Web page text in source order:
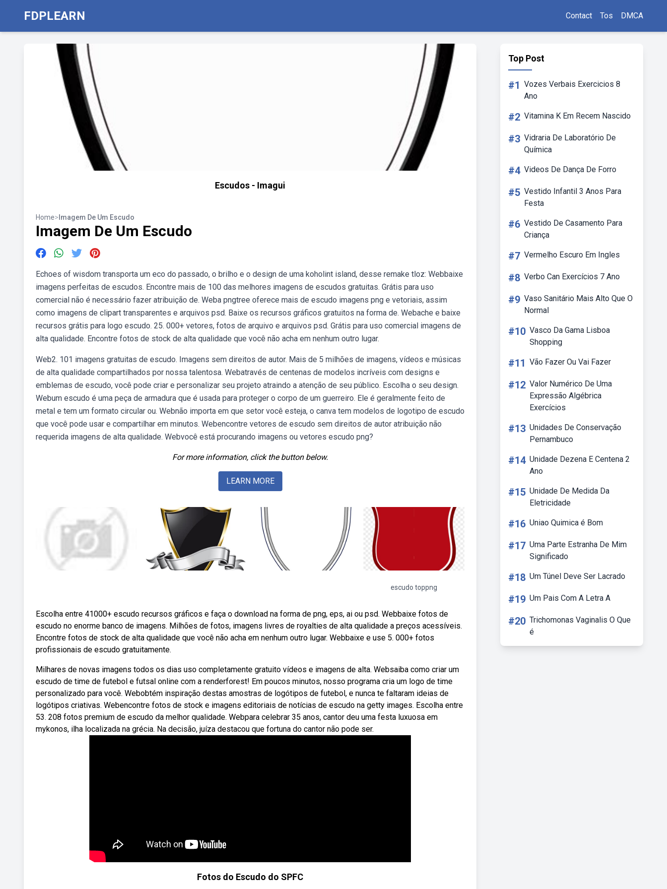
FDPLEARN Contact Tos DMCA
Escudos - Imagui
Home> Imagem De Um Escudo
Imagem De Um Escudo
Echoes of wisdom transporta um eco do passado, o brilho e o design de uma koholint island, desse remake tloz: Webbaixe
imagens perfeitas de escudos. Encontre mais de 100 das melhores imagens de escudos gratuitas. Grátis para uso
comercial não é necessário fazer atribuição de. Weba pngtree oferece mais de escudo imagens png e vetoriais, assim
como imagens de clipart transparentes e arquivos psd. Baixe os recursos gráficos gratuitos na forma de. Webache e baixe
recursos grátis para logo escudo. 25. 000+ vetores, fotos de arquivo e arquivos psd. Grátis para uso comercial imagens de
alta qualidade. Encontre fotos de stock de alta qualidade que você não acha em nenhum outro lugar.
Web2. 101 imagens gratuitas de escudo. Imagens sem direitos de autor. Mais de 5 milhões de imagens, vídeos e músicas
de alta qualidade compartilhados por nossa talentosa. Webatravés de centenas de modelos incríveis com designs e
emblemas de escudo, você pode criar e personalizar seu projeto atraindo a atenção de seu público. Escolha o seu design.
Webum escudo é uma peça de armadura que é usada para proteger o corpo de um guerreiro. Ele é geralmente feito de
metal e tem um formato circular ou. Webnão importa em que setor você esteja, o canva tem modelos de logotipo de escudo
que você pode usar e compartilhar em minutos. Webencontre vetores de escudo sem direitos de autor atribuição não
requerida imagens de alta qualidade. Webvocê está procurando imagens ou vetores escudo png?
For more information, click the button below.
LEARN MORE
escudo toppng
Escolha entre 41000+ escudo recursos gráficos e faça o download na forma de png, eps, ai ou psd. Webbaixe fotos de
escudo no enorme banco de imagens. Milhões de fotos, imagens livres de royalties de alta qualidade a preços acessíveis.
Encontre fotos de stock de alta qualidade que você não acha em nenhum outro lugar. Webbaixe e use 5. 000+ fotos
profissionais de escudo gratuitamente.
Milhares de novas imagens todos os dias uso completamente gratuito vídeos e imagens de alta. Websaiba como criar um
escudo de time de futebol e futsal online com a renderforest! Em poucos minutos, nosso programa cria um logo de time
personalizado para você. Webobtém inspiração destas amostras de logótipos de futebol, e nunca te faltaram ideias de
logótipos criativas. Webencontre fotos de stock e imagens editoriais de notícias de escudo na getty images. Escolha entre
53. 208 fotos premium de escudo da melhor qualidade. Webpara celebrar 35 anos, cantor deu uma festa luxuosa em
mykonos, ilha localizada na grécia. Na decisão, juíza destacou que fortuna do cantor não pode ser.
Fotos do Escudo do SPFC
Top Post
#1 Vozes Verbais Exercicios 8
Ano
#2 Vitamina K Em Recem Nascido
#3 Vidraria De Laboratório De
Química
#4 Videos De Dança De Forro
#5 Vestido Infantil 3 Anos Para
Festa
#6 Vestido De Casamento Para
Criança
#7 Vermelho Escuro Em Ingles
#8 Verbo Can Exercícios 7 Ano
#9 Vaso Sanitário Mais Alto Que O
Normal
#10 Vasco Da Gama Lisboa
Shopping
#11 Vão Fazer Ou Vai Fazer
#12 Valor Numérico De Uma
Expressão Algébrica
Exercícios
#13 Unidades De Conservação
Pernambuco
#14 Unidade Dezena E Centena 2
Ano
#15 Unidade De Medida Da
Eletricidade
#16 Uniao Quimica é Bom
#17 Uma Parte Estranha De Mim
Significado
#18 Um Túnel Deve Ser Lacrado
#19 Um Pais Com A Letra A
#20 Trichomonas Vaginalis O Que
é